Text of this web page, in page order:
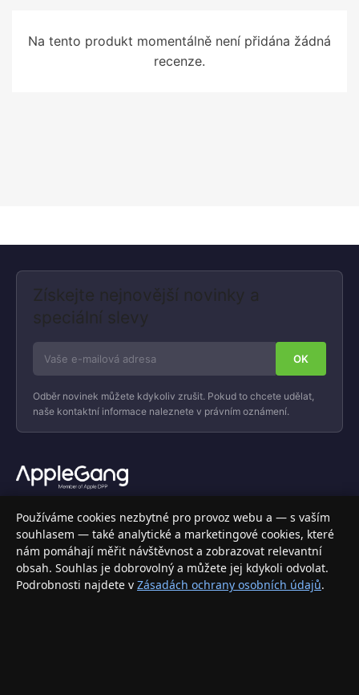
Na tento produkt momentálně není přidána žádná
recenze.
Získejte nejnovější novinky a
speciální slevy
Odběr novinek můžete kdykoliv zrušit. Pokud to chcete udělat,
naše kontaktní informace naleznete v právním oznámení.
Váš specializovaný obchod s Apple produkty, příslušenstvím a
elektronikou. Nakupujte bezpečně a s jistotou.
INFORMACE
Doprava a doručení
Používáme cookies nezbytné pro provoz webu a — s vaším
souhlasem — také analytické a marketingové cookies, které
nám pomáhají měřit návštěvnost a zobrazovat relevantní
obsah. Souhlas je dobrovolný a můžete jej kdykoli odvolat.
Podrobnosti najdete v Zásadách ochrany osobních údajů.